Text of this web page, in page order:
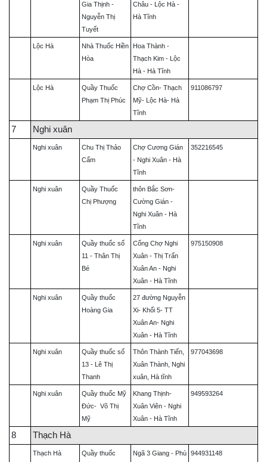
Gia Thịnh -
Nguyễn Thị
Tuyết
Châu - Lộc Hà -
Hà Tĩnh
Lộc Hà
Nhà Thuốc Hiền
Hòa
Hoa Thành -
Thạch Kim - Lộc
Hà - Hà Tĩnh
Lộc Hà
Quầy Thuốc
Phạm Thị Phúc
Chợ Cồn- Thạch
Mỹ- Lộc Hà- Hà
Tĩnh
911086797
7 Nghi xuân
Nghi xuân
Chu Thị Thảo
Cẩm
Chợ Cương Gián
- Nghi Xuân - Hà
Tĩnh
352216545
Nghi xuân
Quầy Thuốc
Chị Phượng
thôn Bắc Sơn-
Cường Gián -
Nghi Xuân - Hà
Tĩnh
Nghi xuân
Quầy thuốc số
11 - Thân Thị
Bé
Cổng Chợ Nghi
Xuân - Thị Trấn
Xuân An - Nghi
Xuân - Hà Tĩnh
975150908
Nghi xuân
Quầy thuốc
Hoàng Gia
27 đường Nguyễn
Xi- Khối 5- TT
Xuân An- Nghi
Xuân - Hà Tĩnh
Nghi xuân
Quầy thuốc số
13 - Lê Thị
Thanh
Thôn Thành Tiến,
Xuân Thành, Nghi
xuân, Hà tĩnh
977043698
Nghi xuân
Quầy thuốc Mỹ
Đức- Võ Thị
Mỹ
Khang Thịnh-
Xuân Viên - Nghi
Xuân - Hà Tĩnh
949593264
8 Thạch Hà
Thạch Hà
Quầy thuốc
Ngã 3 Giang - Phù 944931148